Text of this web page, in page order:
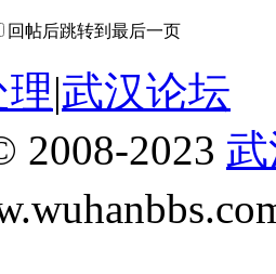
回帖后跳转到最后一页
|武汉论坛
2008-2023